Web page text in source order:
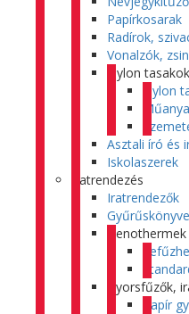
Papírkosarak
Radírok,
Vonalzók,
Nylon
Nylon
Asztali író és
Iskolaszerek
Iratrendezés
Iratrendezők
Genothermek
Gyorsfűzők,
Papír